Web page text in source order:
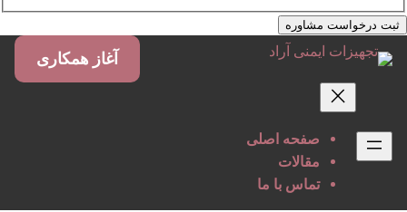
آغاز همکاری
صفحه اصلی
مقالات
تماس با ما